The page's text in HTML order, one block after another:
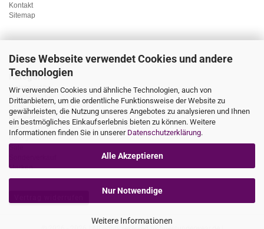
Diese Webseite verwendet Cookies und andere
Technologien
Wir verwenden Cookies und ähnliche Technologien, auch von
Drittanbietern, um die ordentliche Funktionsweise der Website zu
gewährleisten, die Nutzung unseres Angebotes zu analysieren und Ihnen
ein bestmögliches Einkaufserlebnis bieten zu können. Weitere
Informationen finden Sie in unserer Datenschutzerklärung.
Alle Akzeptieren
Nur Notwendige
Weitere Informationen
Kontakt
Sitemap
Kategorien
Unterwäsche
Nachtwäsche
Sportwäsche
Homewear
Bademoden
Übergrössen
Marken